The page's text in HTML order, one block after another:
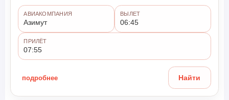
АВИАКОМПАНИЯ
Азимут
ВЫЛЕТ
06:45
ПРИЛЁТ
07:55
подробнее Найти